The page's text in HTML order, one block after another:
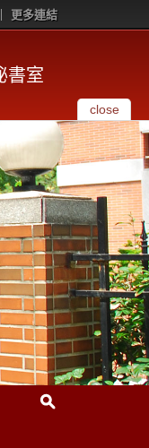
更多連結
書室
close